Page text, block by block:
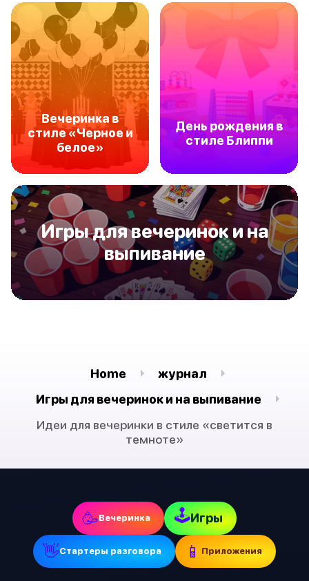
Вечеринка в
стиле «Черное и
белое»
День рождения в
стиле Блиппи
Игры для вечеринок и на
выпивание
Home
журнал
Игры для вечеринок и на выпивание
Идеи для вечеринки в стиле «светится в
темноте»
🥳Вечеринка 🕹Игры
👋Стартеры разговора 📱 Приложения